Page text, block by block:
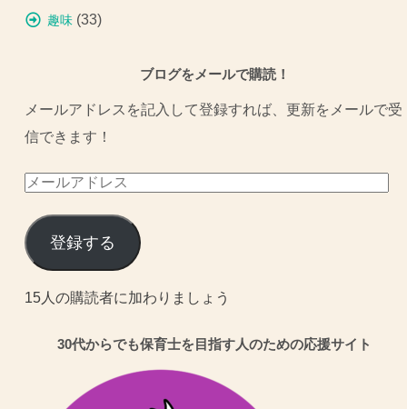
趣味 (33)
ブログをメールで購読！
メールアドレスを記入して登録すれば、更新をメールで受
信できます！
メ
ル
ア
ド
登録する
15人の購読者に加わりましょう
30代からでも保育士を目指す人のための応援サイト